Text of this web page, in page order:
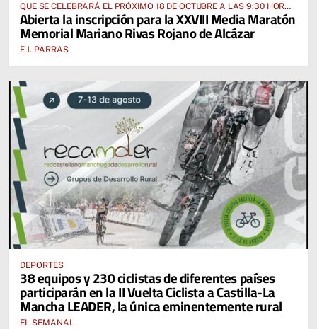
QUE SE CELEBRARÁ EL PRÓXIMO 18 DE OCTUBRE A LAS 9:30 HORAS
DESDE EL PABELLÓN VICENTE PANIAGUA
Abierta la inscripción para la XXVIII Media Maratón
Memorial Mariano Rivas Rojano de Alcázar
F.J. PARRAS
DEPORTES
38 equipos y 230 ciclistas de diferentes países
participarán en la II Vuelta Ciclista a Castilla-La
Mancha LEADER, la única eminentemente rural
EL SEMANAL